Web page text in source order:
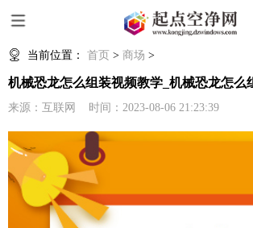
当前位置： 首页 > 商场 >
机械恐龙怎么组装视频教学_机械恐龙怎么
来源：互联网 时间：2023-08-06 21:23:39